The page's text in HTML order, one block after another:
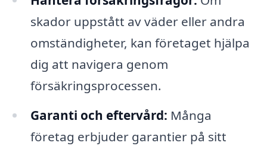
skador uppstått av väder eller andra
omständigheter, kan företaget hjälpa
dig att navigera genom
försäkringsprocessen.
Garanti och eftervård: Många
företag erbjuder garantier på sitt